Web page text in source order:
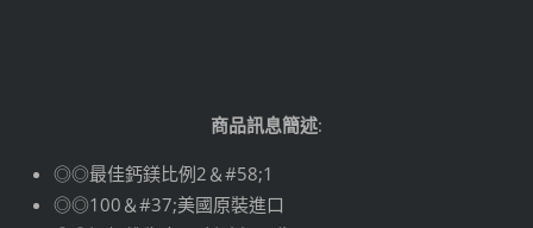
商品訊息簡述:
◎◎最佳鈣鎂比例2＆#58;1
◎◎100＆#37;美國原裝進口